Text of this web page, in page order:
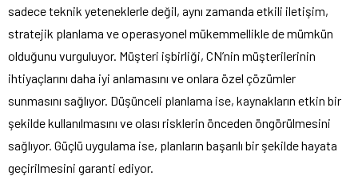
sadece teknik yeteneklerle değil, aynı zamanda etkili iletişim,
stratejik planlama ve operasyonel mükemmellikle de mümkün
olduğunu vurguluyor. Müşteri işbirliği, CN’nin müşterilerinin
ihtiyaçlarını daha iyi anlamasını ve onlara özel çözümler
sunmasını sağlıyor. Düşünceli planlama ise, kaynakların etkin bir
şekilde kullanılmasını ve olası risklerin önceden öngörülmesini
sağlıyor. Güçlü uygulama ise, planların başarılı bir şekilde hayata
geçirilmesini garanti ediyor.